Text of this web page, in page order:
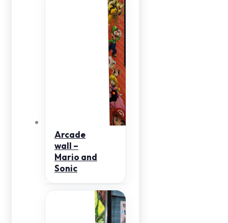
Arcade
wall –
Mario and
Sonic